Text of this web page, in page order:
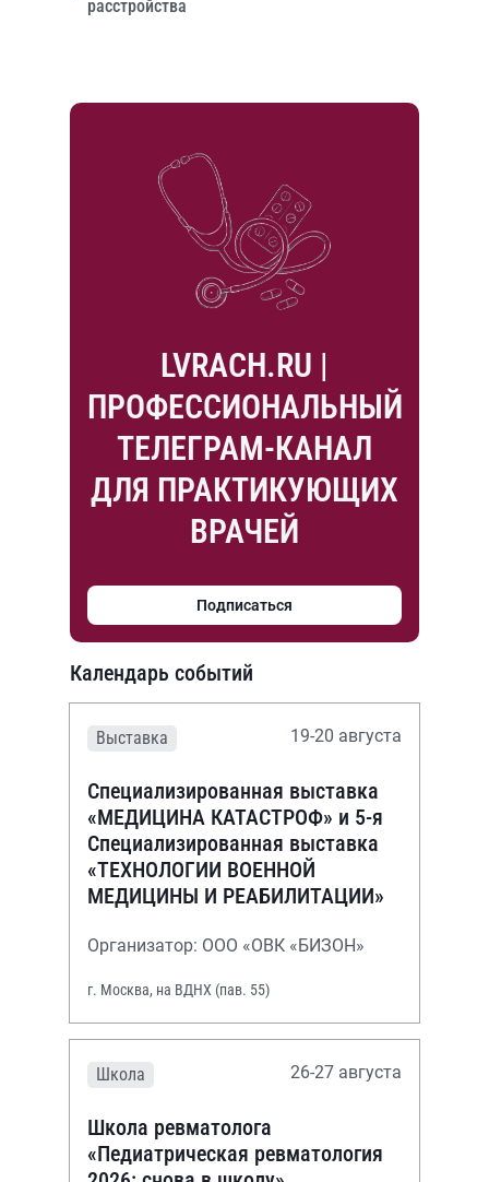
расстройства
LVRACH.RU |
ПРОФЕССИОНАЛЬНЫЙ
ТЕЛЕГРАМ-КАНАЛ
ДЛЯ ПРАКТИКУЮЩИХ
ВРАЧЕЙ
Подписаться
Календарь событий
Выставка 19-20 августа
Специализированная выставка
«МЕДИЦИНА КАТАСТРОФ» и 5-я
Специализированная выставка
«ТЕХНОЛОГИИ ВОЕННОЙ
МЕДИЦИНЫ И РЕАБИЛИТАЦИИ»
Организатор: ООО «ОВК «БИЗОН»
г. Москва, на ВДНХ (пав. 55)
Школа 26-27 августа
Школа ревматолога
«Педиатрическая ревматология